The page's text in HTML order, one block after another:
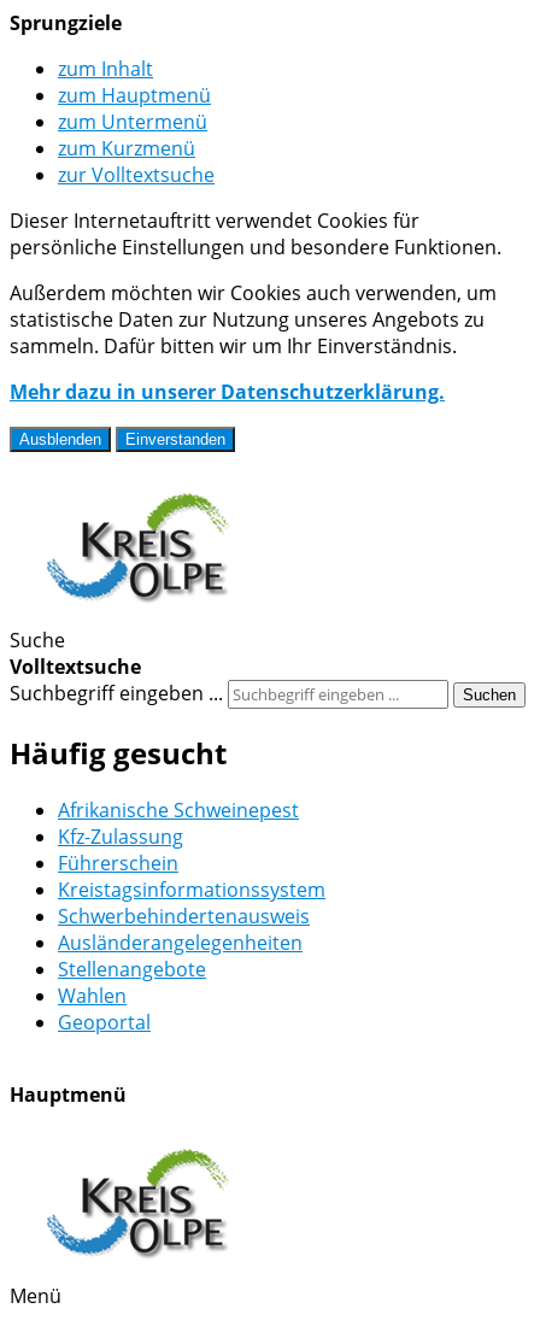
Sprungziele
zum Inhalt
zum Hauptmenü
zum Untermenü
zum Kurzmenü
zur Volltextsuche
Dieser Internetauftritt verwendet Cookies für
persönliche Einstellungen und besondere Funktionen.
Außerdem möchten wir Cookies auch verwenden, um
statistische Daten zur Nutzung unseres Angebots zu
sammeln. Dafür bitten wir um Ihr Einverständnis.
Mehr dazu in unserer Datenschutzerklärung.
Ausblenden Einverstanden
Suche
Volltextsuche
Suchbegriff eingeben ...
Suchen
Häufig gesucht
Afrikanische Schweinepest
Kfz-Zulassung
Führerschein
Kreistagsinformationssystem
Schwerbehindertenausweis
Ausländerangelegenheiten
Stellenangebote
Wahlen
Geoportal
Hauptmenü
Menü